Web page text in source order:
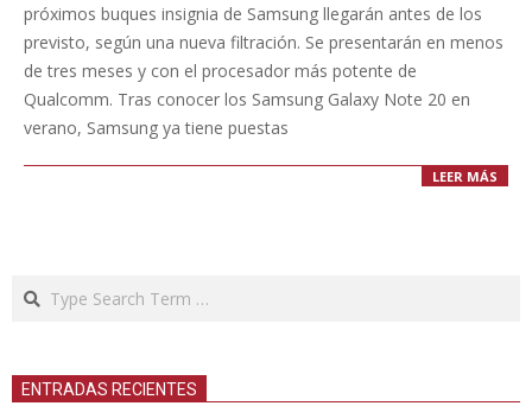
próximos buques insignia de Samsung llegarán antes de los
previsto, según una nueva filtración. Se presentarán en menos
de tres meses y con el procesador más potente de
Qualcomm. Tras conocer los Samsung Galaxy Note 20 en
verano, Samsung ya tiene puestas
LEER MÁS
Search
ENTRADAS RECIENTES